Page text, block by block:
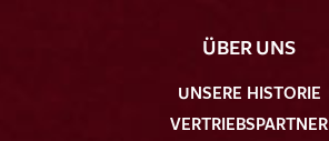
ÜBER UNS
UNSERE HISTORIE
VERTRIEBSPARTNER